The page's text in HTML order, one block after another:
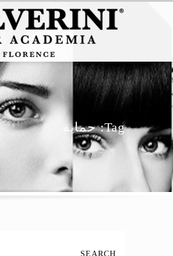
Tag: حماية
SEARCH